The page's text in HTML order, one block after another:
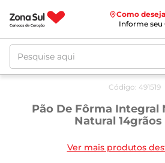
Como
Informe seu
Pesquise aqui
Código: 491519
Pão De Fôrma Integral
Natural
Ver mais produtos